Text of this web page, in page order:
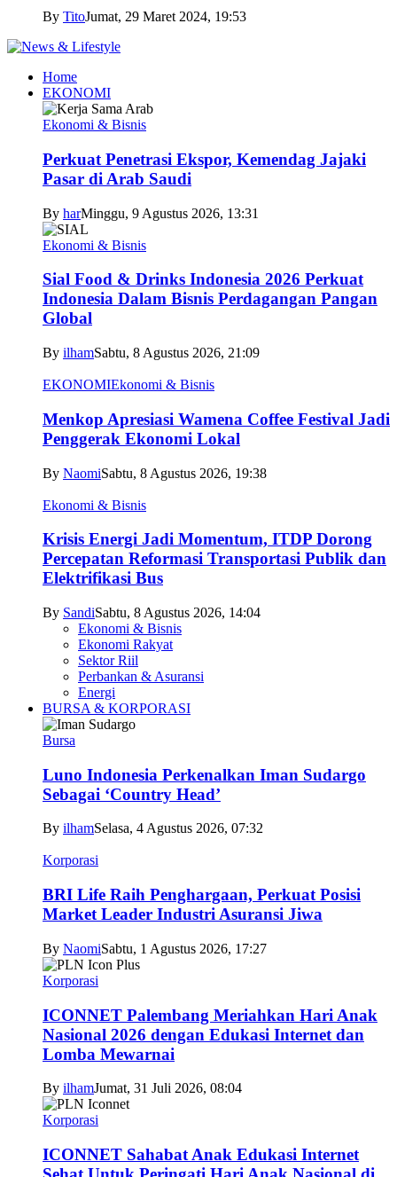
By TitoJumat, 29 Maret 2024, 19:53
Home
EKONOMI
Ekonomi & Bisnis
Perkuat Penetrasi Ekspor, Kemendag Jajaki
Pasar di Arab Saudi
By harMinggu, 9 Agustus 2026, 13:31
Ekonomi & Bisnis
Sial Food & Drinks Indonesia 2026 Perkuat
Indonesia Dalam Bisnis Perdagangan Pangan
Global
By ilhamSabtu, 8 Agustus 2026, 21:09
EKONOMIEkonomi & Bisnis
Menkop Apresiasi Wamena Coffee Festival Jadi
Penggerak Ekonomi Lokal
By NaomiSabtu, 8 Agustus 2026, 19:38
Ekonomi & Bisnis
Krisis Energi Jadi Momentum, ITDP Dorong
Percepatan Reformasi Transportasi Publik dan
Elektrifikasi Bus
By SandiSabtu, 8 Agustus 2026, 14:04
Ekonomi & Bisnis
Ekonomi Rakyat
Sektor Riil
Perbankan & Asuransi
Energi
BURSA & KORPORASI
Bursa
Luno Indonesia Perkenalkan Iman Sudargo
Sebagai ‘Country Head’
By ilhamSelasa, 4 Agustus 2026, 07:32
Korporasi
BRI Life Raih Penghargaan, Perkuat Posisi
Market Leader Industri Asuransi Jiwa
By NaomiSabtu, 1 Agustus 2026, 17:27
Korporasi
ICONNET Palembang Meriahkan Hari Anak
Nasional 2026 dengan Edukasi Internet dan
Lomba Mewarnai
By ilhamJumat, 31 Juli 2026, 08:04
Korporasi
ICONNET Sahabat Anak Edukasi Internet